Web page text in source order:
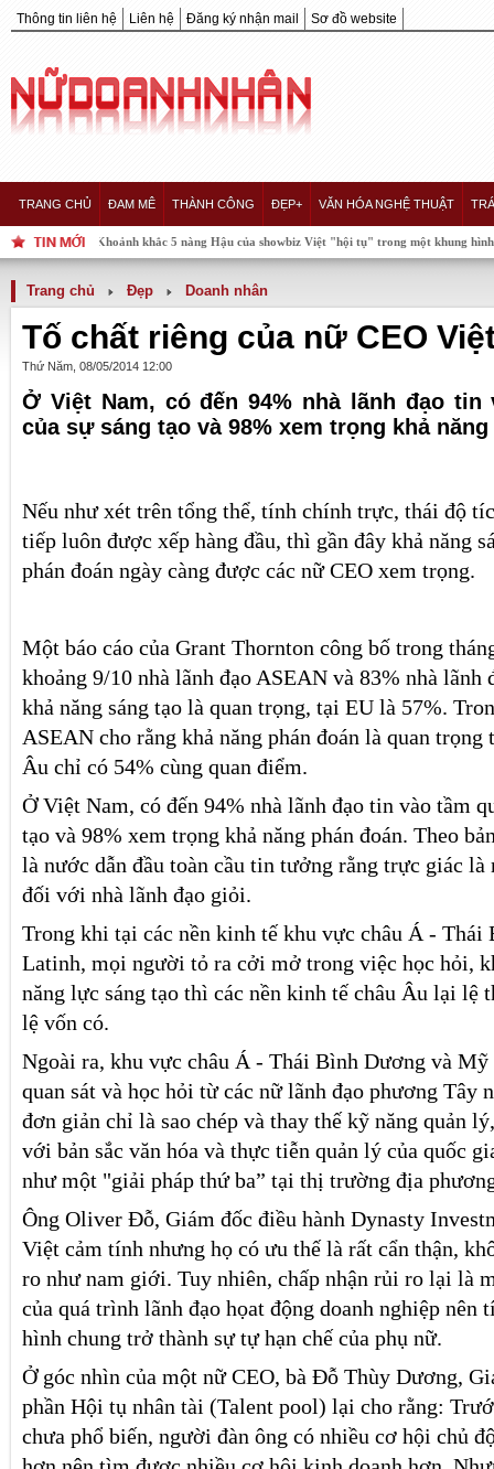
Thông tin liên hệ Liên hệ Đăng ký nhận mail Sơ đồ website
TRANG CHỦ ĐAM MÊ THÀNH CÔNG ĐẸP+ VĂN HÓA NGHỆ THUẬT
Khoảnh khắc 5 nàng Hậu của showbiz Việt "hội tụ" trong một khung hình, ai xuất hơn
Trang chủ Đẹp Doanh nhân
Tố chất riêng của nữ CEO
Thứ Năm, 08/05/2014 12:00
Ở Việt Nam, có đến 94% nhà lãnh đạo tin
của sự sáng tạo và 98% xem trọng khả
Nếu như xét trên tổng thể, tính chính trực, thái độ
tiếp luôn được xếp hàng đầu, thì gần đây khả năng
phán đoán ngày càng được các nữ CEO xem trọng.
Một báo cáo của Grant Thornton công bố trong
khoảng 9/10 nhà lãnh đạo ASEAN và 83% nhà
khả năng sáng tạo là quan trọng, tại EU là 57%.
ASEAN cho rằng khả năng phán đoán là quan
Âu chỉ có 54% cùng quan điểm.
Ở Việt Nam, có đến 94% nhà lãnh đạo tin vào tầm
tạo và 98% xem trọng khả năng phán đoán. Theo
là nước dẫn đầu toàn cầu tin tưởng rằng trực giác là
đối với nhà lãnh đạo giỏi.
Trong khi tại các nền kinh tế khu vực châu Á -
Latinh, mọi người tỏ ra cởi mở trong việc học hỏi,
năng lực sáng tạo thì các nền kinh tế châu Âu lại lệ
lệ vốn có.
Ngoài ra, khu vực châu Á - Thái Bình Dương và
quan sát và học hỏi từ các nữ lãnh đạo phương Tây
đơn giản chỉ là sao chép và thay thế kỹ năng quản
với bản sắc văn hóa và thực tiễn quản lý của quốc
như một "giải pháp thứ ba” tại thị trường địa
Ông Oliver Đỗ, Giám đốc điều hành Dynasty
Việt cảm tính nhưng họ có ưu thế là rất cẩn thận,
ro như nam giới. Tuy nhiên, chấp nhận rủi ro lại là
của quá trình lãnh đạo họat động doanh nghiệp nên
hình chung trở thành sự tự hạn chế của phụ nữ.
Ở góc nhìn của một nữ CEO, bà Đỗ Thùy Dương,
phần Hội tụ nhân tài (Talent pool) lại cho rằng:
chưa phổ biến, người đàn ông có nhiều cơ hội chủ